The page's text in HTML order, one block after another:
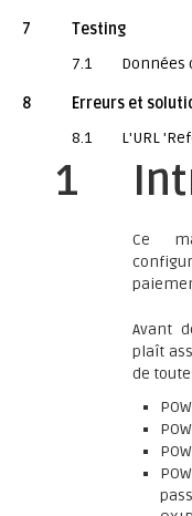
7
Testing
7.1
Données
8
Erreurs et
8.1
L'URL
1
Ce
Avant
plaît
de